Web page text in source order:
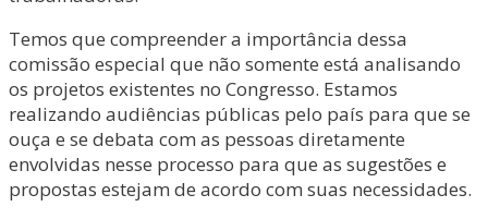
Temos que compreender a importância dessa
comissão especial que não somente está analisando
os projetos existentes no Congresso. Estamos
realizando audiências públicas pelo país para que se
ouça e se debata com as pessoas diretamente
envolvidas nesse processo para que as sugestões e
propostas estejam de acordo com suas necessidades.